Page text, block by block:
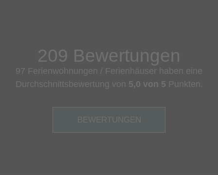
209 Bewertungen
97 Ferienwohnungen / Ferienhäuser haben eine
Durchschnittsbewertung von 5,0 von 5 Punkten.
BEWERTUNGEN